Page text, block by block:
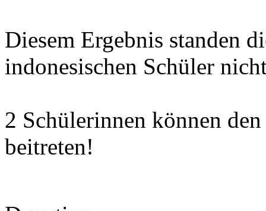
Diesem Ergebnis standen
indonesischen Schüler
2 Schülerinnen können
beitreten!